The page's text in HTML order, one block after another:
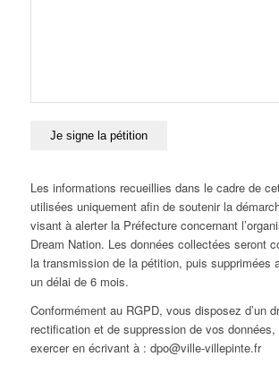
Les informations recueillies dans le cadre de
utilisées uniquement afin de soutenir la
visant à alerter la Préfecture concernant
Dream Nation. Les données collectées seront
la transmission de la pétition, puis supprimées
un délai de 6 mois.
Conformément au RGPD, vous disposez d’un
rectification et de suppression de vos
exercer en écrivant à : dpo@ville-villepinte.fr